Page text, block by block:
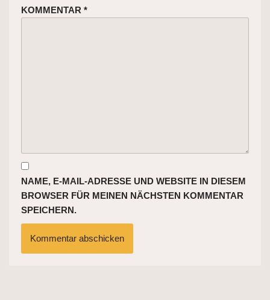
KOMMENTAR *
NAME, E-MAIL-ADRESSE UND WEBSITE IN DIESEM
BROWSER FÜR MEINEN NÄCHSTEN KOMMENTAR
SPEICHERN.